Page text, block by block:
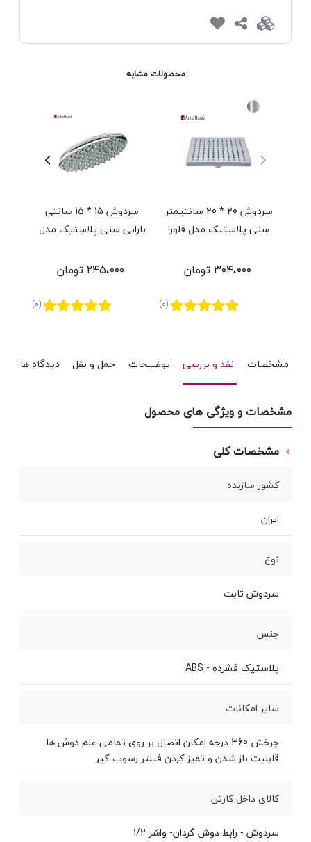
محصولات مشابه
سردوش 20 * 20 سانتیمتر
سنی پلاستیک مدل فلورا
۳۰۴،۰۰۰ تومان
(0)
سردوش 15 * 15 سانتی
بارانی سنی پلاستیک مدل
۲۴۵،۰۰۰ تومان
(0)
مشخصات نقد و بررسی توضیحات حمل و نقل دیدگاه ها
مشخصات و ویژگی های محصول
مشخصات کلی
کشور سازنده
ایران
نوع
سردوش ثابت
جنس
پلاستیک فشرده - ABS
سایر امکانات
چرخش 360 درجه امکان اتصال بر روی تمامی علم دوش ها
قابلیت باز شدن و تمیز کردن فیلتر رسوب گیر
کالای داخل کارتن
سردوش - رابط دوش گردان- واشر 1/2